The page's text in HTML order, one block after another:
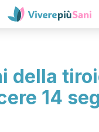
della
14